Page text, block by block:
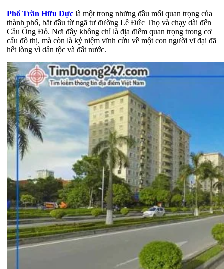
Phố Trần Hữu Dực là một trong những đầu mối quan trọng của
thành phố, bắt đầu từ ngã tư đường Lê Đức Thọ và chạy dài đến
Cầu Ông Đỏ. Nơi đây không chỉ là địa điểm quan trọng trong cơ
cấu đô thị, mà còn là kỷ niệm vĩnh cửu về một con người vĩ đại đã
hết lòng vì dân tộc và đất nước.